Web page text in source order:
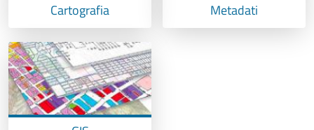
Cartografia Metadati